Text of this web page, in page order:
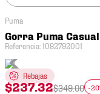
Puma
Gorra Puma
Referencia:1082792001
Rebajas
$237.32$349.00 -
TÉRMINOS MÁS
BUSCADOS
1.
2.
tenis hombre